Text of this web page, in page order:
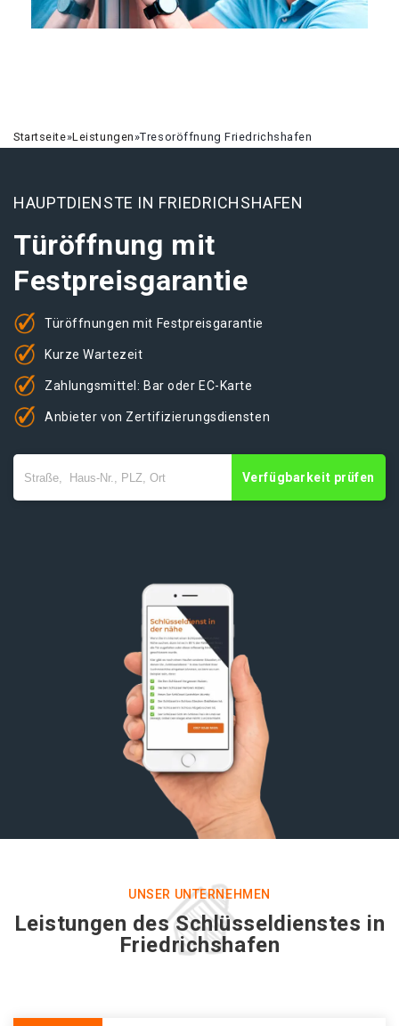
Startseite»Leistungen»Tresoröffnung Friedrichshafen
HAUPTDIENSTE IN FRIEDRICHSHAFEN
Türöffnung mit
Festpreisgarantie
Türöffnungen mit Festpreisgarantie
Kurze Wartezeit
Zahlungsmittel: Bar oder EC-Karte
Anbieter von Zertifizierungsdiensten
Verfügbarkeit prüfen
UNSER UNTERNEHMEN
Leistungen des Schlüsseldienstes in
Friedrichshafen